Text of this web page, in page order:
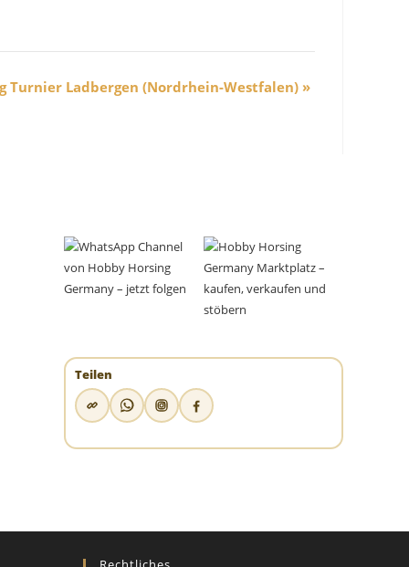
Turnier Ladbergen (Nordrhein-Westfalen) »
Teilen